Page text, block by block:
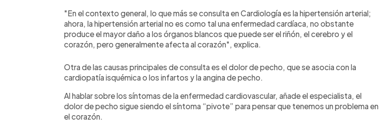
"En el contexto general, lo que más se consulta en Cardiología es la hipertensión arterial;
ahora, la hipertensión arterial no es como tal una enfermedad cardíaca, no obstante
produce el mayor daño a los órganos blancos que puede ser el riñón, el cerebro y el
corazón, pero generalmente afecta al corazón", explica.
Otra de las causas principales de consulta es el dolor de pecho, que se asocia con la
cardiopatía isquémica o los infartos y la angina de pecho.
Al hablar sobre los síntomas de la enfermedad cardiovascular, añade el especialista, el
dolor de pecho sigue siendo el síntoma “pivote” para pensar que tenemos un problema en
el corazón.